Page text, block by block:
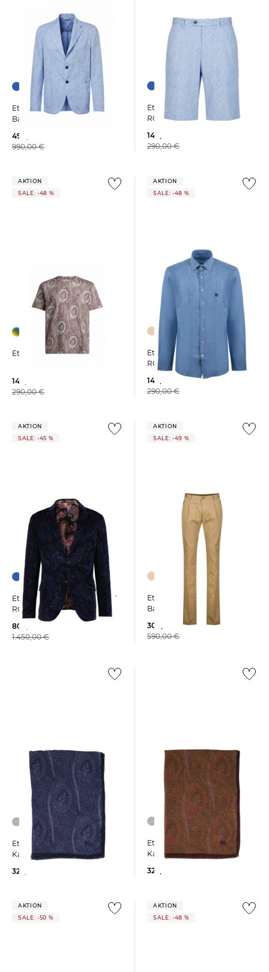
Etro | Herren Sakko aus
Baumwolle
499,99 €
990,00 €
Etro | Herren Bermudas
ROMA
149,99 €
290,00 €
AKTION
SALE: -48 %
Etro | Herren T-Shirt ROMA
149,99 €
290,00 €
AKTION
SALE: -48 %
Etro | Herren Leinenhemd
ROMA LOGO
149,99 €
290,00 €
AKTION
SALE: -45 %
Etro | Herren Sakko JACKET
ROMA
800,00 €
1.450,00 €
AKTION
SALE: -49 %
Etro | Herren Hose aus
Baumwollmix
300,00 €
590,00 €
Etro | Herren Schal mit
Kaschmir PAISLEY
325,00 €
Etro | Herren Schal mit
Kaschmir PAISLEY
325,00 €
AKTION
SALE: -50 %
AKTION
SALE: -48 %